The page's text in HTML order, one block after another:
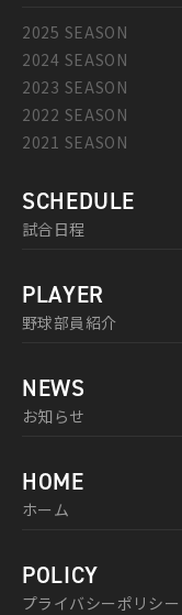
2025 SEASON
2024 SEASON
2023 SEASON
2022 SEASON
2021 SEASON
SCHEDULE
試合日程
PLAYER
野球部員紹介
NEWS
お知らせ
HOME
ホーム
POLICY
プライバシーポリシー